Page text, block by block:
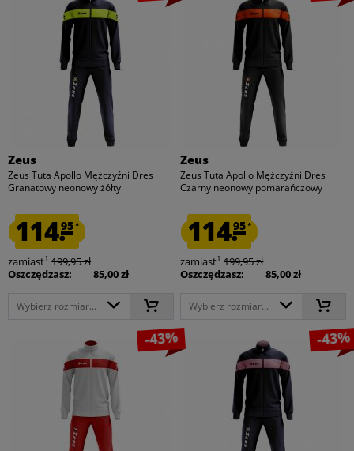
Zeus
Zeus Tuta Apollo Mężczyźni Dres
Granatowy neonowy żółty
114.95*
zamiast1 199,95 zł
Oszczędzasz:
85,00 zł
Wybierz rozmiar...
Zeus
Zeus Tuta Apollo Mężczyźni Dres
Czarny neonowy pomarańczowy
114.95*
zamiast1 199,95 zł
Oszczędzasz:
85,00 zł
Wybierz rozmiar...
-43% -43%